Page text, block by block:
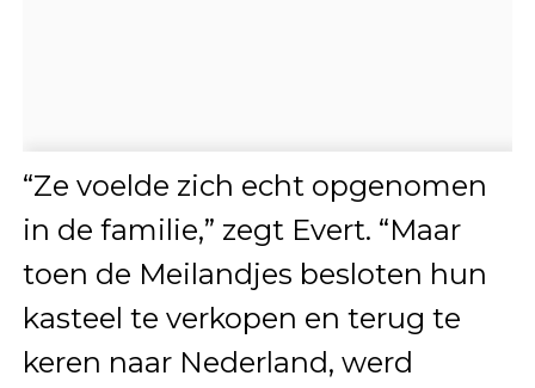
“Ze voelde zich echt opgenomen
in de familie,” zegt Evert. “Maar
toen de Meilandjes besloten hun
kasteel te verkopen en terug te
keren naar Nederland, werd